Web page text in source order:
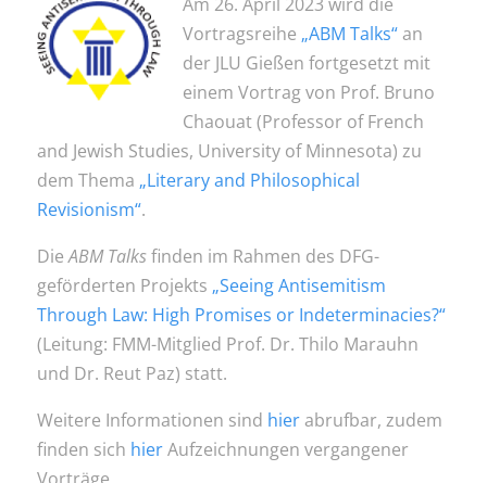
Vortragsreihe „ABM Talks“an
der JLU Gießen fortgesetzt mit
einem Vortrag von Prof. Bruno
Chaouat (Professor of French
and Jewish Studies, University of Minnesota) zu
dem Thema „Literary and Philosophical
Revisionism“.
DieABM Talksfinden im Rahmen des DFG-
geförderten Projekts „Seeing Antisemitism
Through Law: High Promises or Indeterminacies?“
(Leitung: FMM-Mitglied Prof. Dr. Thilo Marauhn
und Dr. Reut Paz) statt.
Weitere Informationen sind hierabrufbar, zudem
finden sich hierAufzeichnungen vergangener